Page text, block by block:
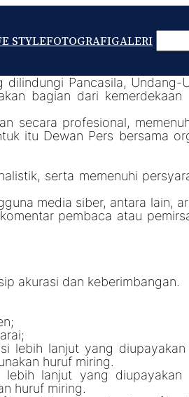
STYLEFOTOGRAFIGALERI
dilindungi Pancasila, Undang-
bagian dari kemerdekaan
secara profesional,
itu Dewan Pers bersama
serta memenuhi
media siber, antara lain,
pembaca atau
akurasi dan keberimbangan.
lebih lanjut yang
huruf miring.
lebih lanjut yang diupayakan
huruf miring.